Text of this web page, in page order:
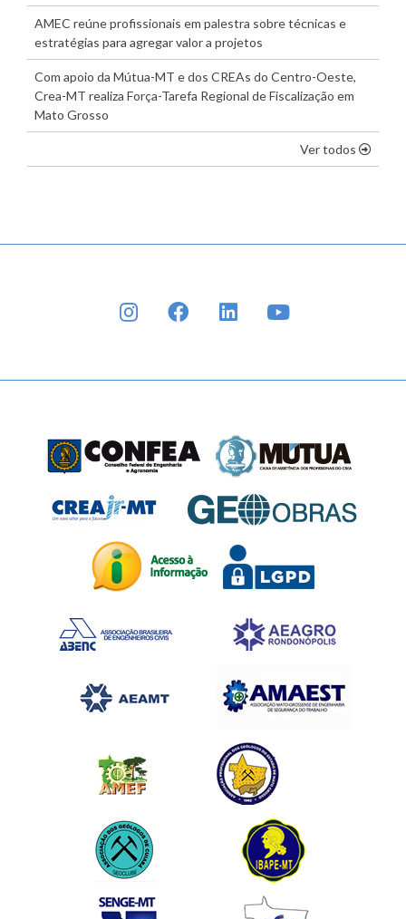
AMEC reúne profissionais em palestra sobre técnicas e
estratégias para agregar valor a projetos
Com apoio da Mútua-MT e dos CREAs do Centro-Oeste,
Crea-MT realiza Força-Tarefa Regional de Fiscalização em
Mato Grosso
Ver todos os
INSTAGRAMFACEBOOKLINKEDIN